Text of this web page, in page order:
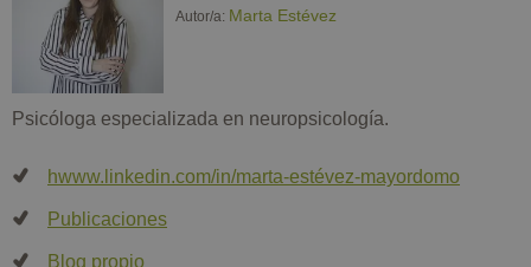
Autor/a: Marta Estévez
Psicóloga especializada en neuropsicología.
hwww.linkedin.com/in/marta-estévez-mayordomo
Publicaciones
Blog propio